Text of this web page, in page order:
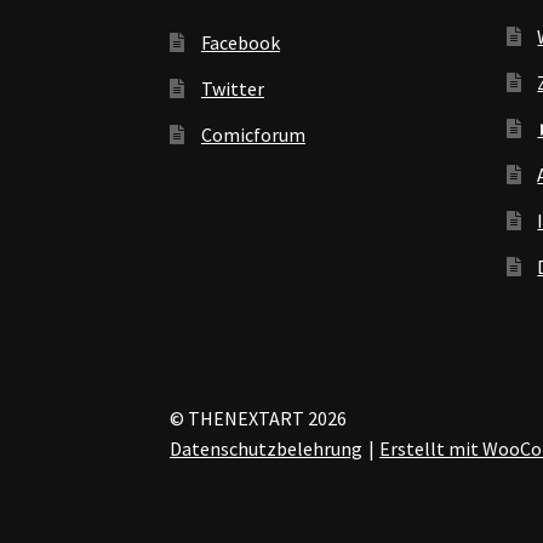
Facebook
Twitter
Comicforum
© THENEXTART 2026
Datenschutzbelehrung
Erstellt mit